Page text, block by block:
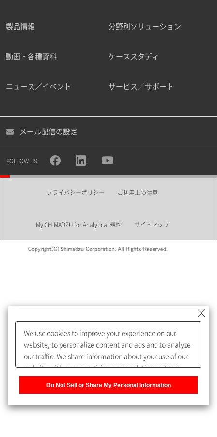
ご勤務先
職種
所属部署
めします。
My SHIMADZU for Analyticalへ登録いただくと、技術情報や
取扱説明書・Webinarなどの閲覧ができます。
うになります。
製品情報 分野別ソリューション
動画・各種資料 ケーススタディ
ニュース／イベント サービス／サポート
メール配信の設定
FOLLOW US
プライバシーポリシー ご利用上の注意
My SHIMADZU for Analytical 規約 サイトマップ
We use cookies to improve your experience on our
website, to personalize content and ads and to analyze
our traffic. We share information about your use of our
website with our advertising and analytics partners,
Do Not Sell or Share My Personal Information